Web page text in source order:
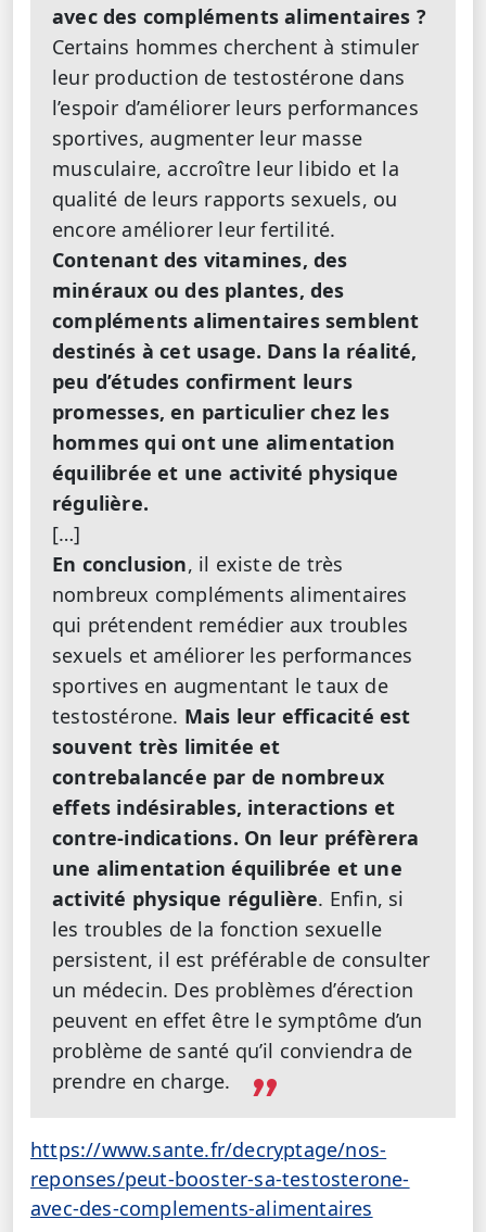
avec des compléments alimentaires ?
Certains hommes cherchent à stimuler
leur production de testostérone dans
l’espoir d’améliorer leurs performances
sportives, augmenter leur masse
musculaire, accroître leur libido et la
qualité de leurs rapports sexuels, ou
encore améliorer leur fertilité.
Contenant des vitamines, des
minéraux ou des plantes, des
compléments alimentaires semblent
destinés à cet usage. Dans la réalité,
peu d’études confirment leurs
promesses, en particulier chez les
hommes qui ont une alimentation
équilibrée et une activité physique
régulière.
[…]
En conclusion, il existe de très
nombreux compléments alimentaires
qui prétendent remédier aux troubles
sexuels et améliorer les performances
sportives en augmentant le taux de
testostérone. Mais leur efficacité est
souvent très limitée et
contrebalancée par de nombreux
effets indésirables, interactions et
contre-indications. On leur préfèrera
une alimentation équilibrée et une
activité physique régulière. Enfin, si
les troubles de la fonction sexuelle
persistent, il est préférable de consulter
un médecin. Des problèmes d’érection
peuvent en effet être le symptôme d’un
problème de santé qu’il conviendra de
prendre en charge.
https://www.sante.fr/decryptage/nos-
reponses/peut-booster-sa-testosterone-
avec-des-complements-alimentaires